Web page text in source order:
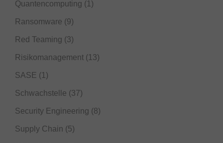
Quantencomputing (1)
Ransomware (9)
Red Teaming (3)
Risikomanagement (13)
SASE (1)
Schwachstelle (37)
Security Engineering (8)
Supply Chain (5)